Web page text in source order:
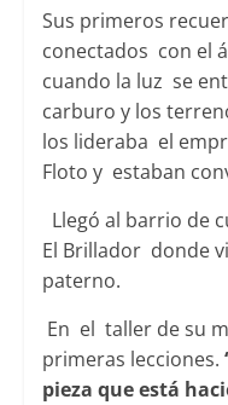
Sus primeros
conectados con el
cuando la luz se
carburo y los
los lideraba el
Floto y estaban
Llegó al barrio de
El Brillador donde
paterno.
En el taller de su
primeras lecciones.
pieza que está